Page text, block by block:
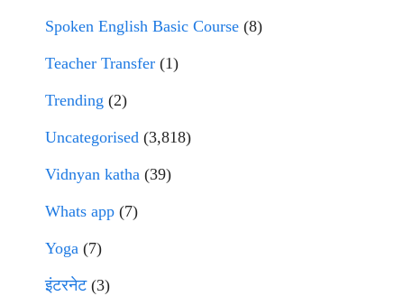
Spoken English Basic Course (8)
Teacher Transfer (1)
Trending (2)
Uncategorised (3,818)
Vidnyan katha (39)
Whats app (7)
Yoga (7)
इंटरनेट(3)